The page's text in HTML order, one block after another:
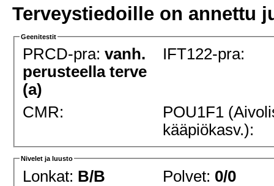
Terveystiedoille on annettu
Geenitestit
PRCD-pra:vanh.
perusteella terve
(a)
IFT122-pra:
CMR:
POU1F1
kääpiökasv.):
Nivelet ja luusto
Lonkat: B/B Polvet: 0/0